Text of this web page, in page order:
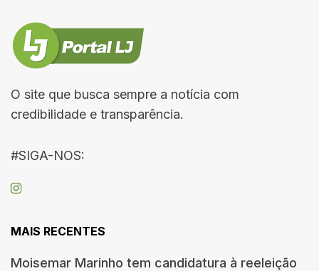
O site que busca sempre a notícia com
credibilidade e transparência.
#SIGA-NOS:
MAIS RECENTES
Moisemar Marinho tem candidatura à reeleição